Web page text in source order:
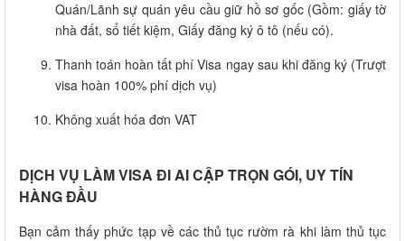
Quán/Lãnh sự quán yêu cầu giữ hồ sơ gốc (Gồm: giấy tờ
nhà đất, sổ tiết kiệm, Giấy đăng ký ô tô (nếu có).
Thanh toán hoàn tất phí Visa ngay sau khi đăng ký (Trượt
visa hoàn 100% phí dịch vụ)
Không xuất hóa đơn VAT
DỊCH VỤ LÀM VISA ĐI AI CẬP TRỌN GÓI, UY TÍN
HÀNG ĐẦU
Bạn cảm thấy phức tạp về các thủ tục rườm rà khi làm thủ tục